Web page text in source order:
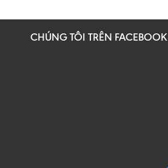
CHÚNG TÔI TRÊN FACEBOOK